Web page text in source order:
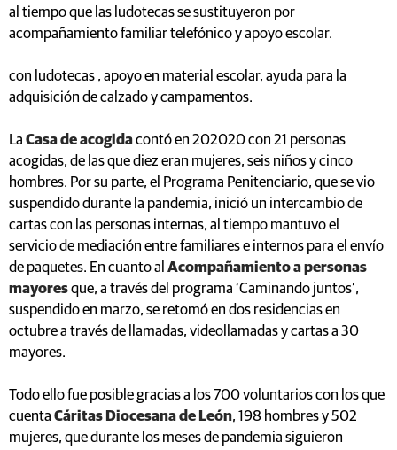
al tiempo que las ludotecas se sustituyeron por
acompañamiento familiar telefónico y apoyo escolar.
con ludotecas , apoyo en material escolar, ayuda para la
adquisición de calzado y campamentos.
La Casa de acogidacontó en 202020 con 21 personas
acogidas, de las que diez eran mujeres, seis niños y cinco
hombres. Por su parte, el Programa Penitenciario, que se vio
suspendido durante la pandemia, inició un intercambio de
cartas con las personas internas, al tiempo mantuvo el
servicio de mediación entre familiares e internos para el envío
de paquetes. En cuanto al Acompañamiento a personas
mayoresque, a través del programa ‘Caminando juntos’,
suspendido en marzo, se retomó en dos residencias en
octubre a través de llamadas, videollamadas y cartas a 30
mayores.
Todo ello fue posible gracias a los 700 voluntarios con los que
cuenta Cáritas Diocesana de León, 198 hombres y 502
mujeres, que durante los meses de pandemia siguieron